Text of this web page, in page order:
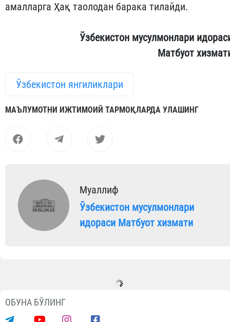
амалларга Ҳақ таолодан барака тилайди.
Ўзбекистон мусулмонлари
Матбуот
Ўзбекистон янгиликлари
МАЪЛУМОТНИ ИЖТИМОИЙ ТАРМОҚЛАРДА УЛАШИНГ
Муаллиф
Ўзбекистон мусулмонлари
идораси Матбуот хизмати
ОБУНА БЎЛИНГ